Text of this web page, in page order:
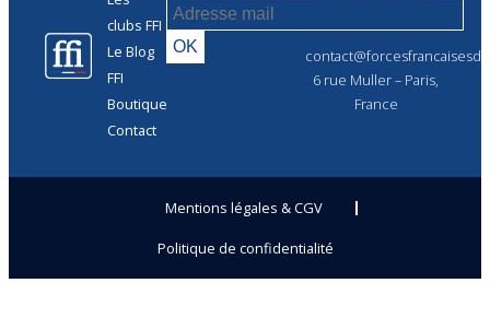
clubs FFI
Le Blog
FFI
Boutique
Contact
6 rue Muller – Paris,
France
Mentions légales & CGV
Politique de confidentialité